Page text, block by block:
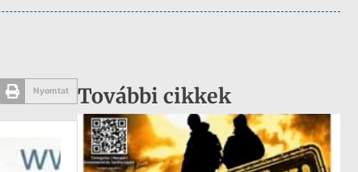
Nyomtat További cikkek